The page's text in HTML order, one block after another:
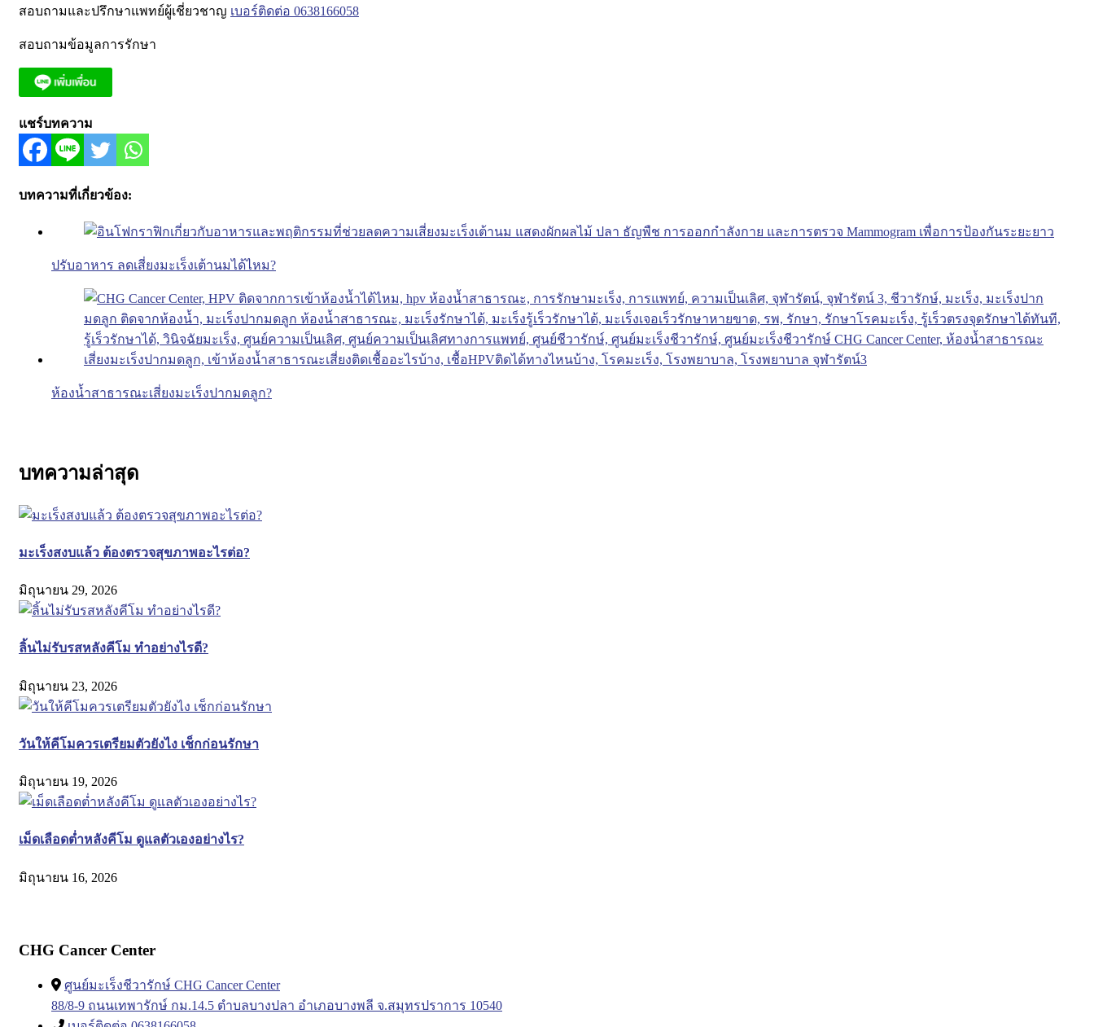
สอบถามและปรึกษาแพทย์ผู้เชี่ยวชาญ เบอร์ติดต่อ 0638166058
สอบถามข้อมูลการรักษา
แชร์บทความ
บทความที่เกี่ยวข้อง:
ปรับอาหาร ลดเสี่ยงมะเร็งเต้านมได้ไหม?
ห้องน้ำสาธารณะเสี่ยงมะเร็งปากมดลูก?
บทความล่าสุด
มะเร็งสงบแล้ว ต้องตรวจสุขภาพอะไรต่อ?
มิถุนายน 29, 2026
ลิ้นไม่รับรสหลังคีโม ทำอย่างไรดี?
มิถุนายน 23, 2026
วันให้คีโมควรเตรียมตัวยังไง เช็กก่อนรักษา
มิถุนายน 19, 2026
เม็ดเลือดต่ำหลังคีโม ดูแลตัวเองอย่างไร?
มิถุนายน 16, 2026
CHG Cancer Center
ศูนย์มะเร็งชีวารักษ์ CHG Cancer Center
88/8-9 ถนนเทพารักษ์ กม.14.5 ตำบลบางปลา อำเภอบางพลี จ.สมุทรปราการ 10540